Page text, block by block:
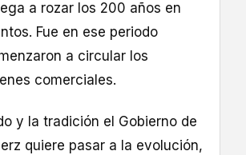
a rozar los 200 años en
Fue en ese periodo
a circular los
comerciales.
y la tradición el Gobierno de
quiere pasar a la evolución,